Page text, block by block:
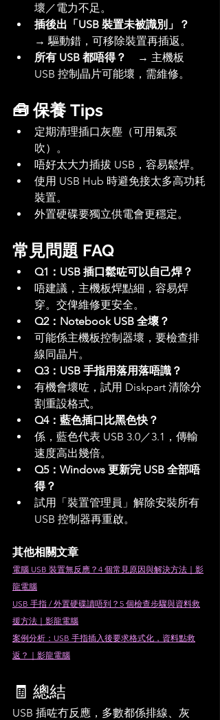
壞／電力不足。
插後出「USB 裝置未被識別」？
→ 驅動錯，可移除裝置再插返。
所有 USB 都唔得？
→ 主機板
USB 控制晶片可能壞，需維修。
🧰 保養 Tips
定期清理插口灰塵（可用氣泵
吹）。
唔好太大力插拔 USB，容易鬆焊。
使用 USB Hub 時避免接太多高功耗
裝置。
外置硬碟要獨立供電會更穩定。
常見問題 FAQ
Q1：USB 插口鬆咗可以自己焊？
唔建議，主機板焊點細，容易焊
穿。交俾維修更安全。
Q2：Notebook USB 全壞？
可能係主機板控制器壞，要檢查排
線同晶片。
Q3：USB 手指用落用落唔識？
有機會壞咗，試用 Diskpart 清除分
割重設格式。
Q4：藍色插口比黑色快？
係，藍色代表 USB 3.0／3.1，傳輸
速度高出幾倍。
Q5：Windows 更新完 USB 全部唔
得？
試用「裝置管理員」解除安裝所有
USB 控制器再重啟。
其他相關文章
電腦 USB 裝置無反應？4 個常見原因與解決方法｜影
龍電腦
USB 手指 / 外置硬碟讀唔到？5 個檢查步驟與資料救
援方法｜影龍電腦
案例分析：USB 手指插入後要求格式化，資料點救
返？｜影龍電腦
🧾 總結
USB 插咗冇反應，多數都係排線、灰